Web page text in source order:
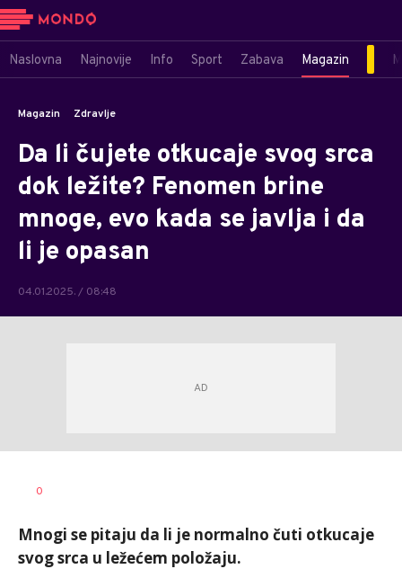
Naslovna Najnovije Info Sport Zabava Magazin
Magazin Zdravlje
Da li čujete otkucaje svog srca
dok ležite? Fenomen brine
mnoge, evo kada se javlja i da
li je opasan
04.01.2025. / 08:48
0
Mnogi se pitaju da li je normalno čuti otkucaje
svog srca u ležećem položaju.